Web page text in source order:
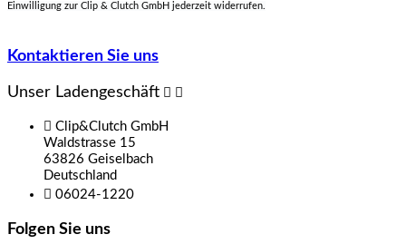
Einwilligung zur Clip & Clutch GmbH jederzeit widerrufen.
Kontaktieren Sie uns
Unser Ladengeschäft  
 Clip&Clutch GmbH
Waldstrasse 15
63826 Geiselbach
Deutschland
 06024-1220
Folgen Sie uns